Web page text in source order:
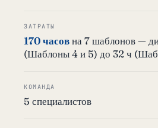
ЗАТРАТЫ
170 часовна 7 шаблонов —
(Шаблоны 4 и 5) до 32 ч
КОМАНДА
5 специалистов